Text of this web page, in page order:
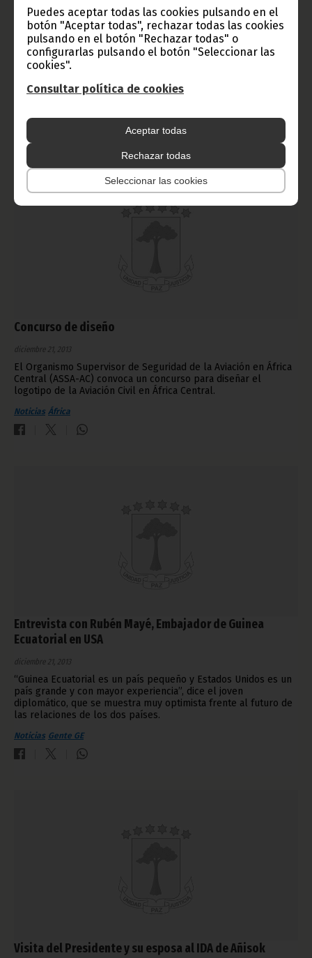
Puedes aceptar todas las cookies pulsando en el
botón "Aceptar todas", rechazar todas las cookies
pulsando en el botón "Rechazar todas" o
configurarlas pulsando el botón "Seleccionar las
cookies".
Consultar política de cookies
Aceptar todas
Rechazar todas
Seleccionar las cookies
Los Malabo Kings rozan la proeza ante el ES Sahel
diciembre 21, 2013
Ante un pabellón abarrotado, los malabeños del Malabo Kings
consiguieron llevar al límite a los anfitriones del Etoile
Sportive du Sahel, que terminaron imponiéndose por un
ajustado 70 a 66.
Concurso de diseño
diciembre 21, 2013
El Organismo Supervisor de Seguridad de la Aviación en África
Central (ASSA-AC) convoca un concurso para diseñar el
logotipo de la Aviación Civil en África Central.
Noticias África
Entrevista con Rubén Mayé, Embajador de Guinea
Ecuatorial en USA
diciembre 21, 2013
“Guinea Ecuatorial es un país pequeño y Estados Unidos es un
país grande y con mayor experiencia”, dice el joven
diplomático, que se muestra muy optimista frente al futuro de
las relaciones de los dos países.
Noticias Gente GE
Visita del Presidente y su esposa al IDA de Añisok